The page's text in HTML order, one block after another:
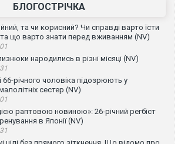
БЛОГОСТРІЧКА
та чи корисний? Чи справді варто їсти
що варто знати перед вживанням (NV)
народились в різні місяці (NV)
66-річного чоловіка підозрюють у
сестер (NV)
раптовою новиною»: 26-річний регбіст
в Японії (NV)